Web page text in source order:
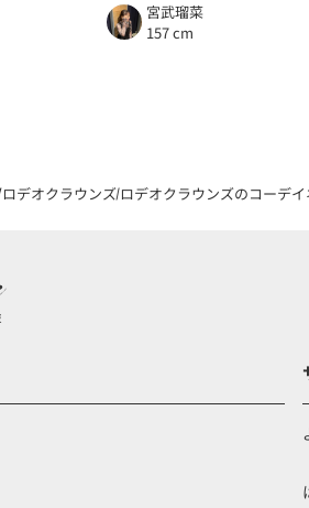
宮武瑠菜
157 cm
ロデオクラウンズ ロデオクラウンズのコーデ